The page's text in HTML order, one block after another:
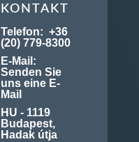
KONTAKT
Telefon:+36
(20) 779-8300
E-Mail:
Senden Sie
uns eine E-
Mail
HU - 1119
Budapest,
Hadak útja